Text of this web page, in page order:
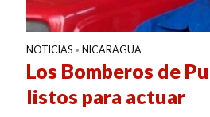
NOTICIAS • NICARAGUA
Los Bomberos de
listos para actuar